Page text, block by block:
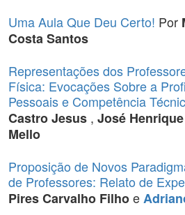
Uma Aula Que Deu Certo! Por
Costa Santos
Representações dos
Física: Evocações Sobre a
Pessoais e Competência
Castro Jesus , José Henrique
Mello
Proposição de Novos
de Professores: Relato de
Pires Carvalho Filhoe